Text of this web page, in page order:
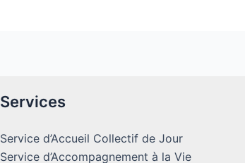
Services
Service d’Accueil Collectif de Jour
Service d’Accompagnement à la Vie